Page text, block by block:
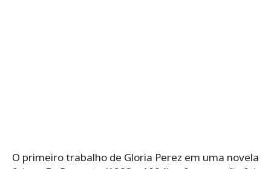
O primeiro trabalho de Gloria Perez em uma novela